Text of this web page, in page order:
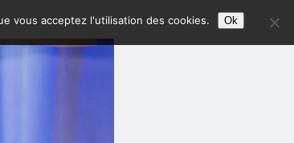
vous acceptez l'utilisation des cookies. Ok